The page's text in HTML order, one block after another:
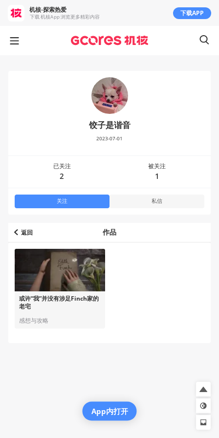
返回 作品
或许“我”并没有涉足Finch家的
老宅
感想与攻略
饺子是谐音
2023-07-01
已关注
2
被关注
1
关注 私信
App内打开
机核-探索热爱
下载 机核App 浏览更多精彩内容 下载APP